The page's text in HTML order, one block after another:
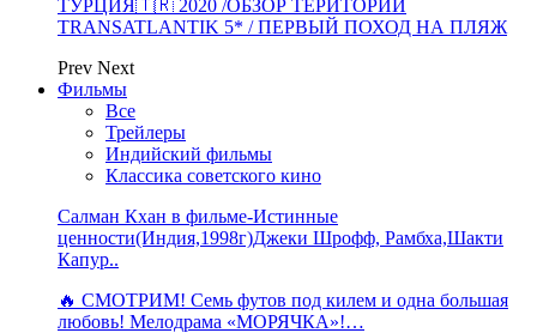
ТУРЦИЯ🇹🇷 2020 /ОБЗОР ТЕРИТОРИИ
TRANSATLANTIK 5* / ПЕРВЫЙ ПОХОД НА ПЛЯЖ
Prev Next
Фильмы
Все
Трейлеры
Индийский фильмы
Классика советского кино
Салман Кхан в фильме-Истинные
ценности(Индия,1998г)Джеки Шрофф, Рамбха,Шакти
Капур..
🔥 СМОТРИМ! Семь футов под килем и одна большая
любовь! Мелодрама «МОРЯЧКА»!…